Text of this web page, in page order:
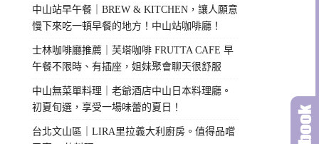
中山站早午餐｜BREW & KITCHEN，讓人願意
慢下來吃一頓早餐的地方！中山站咖啡廳！
士林咖啡廳推薦｜芙塔咖啡 FRUTTA CAFE 早
午餐不限時、有插座，姐妹聚會聊天很舒服
中山無菜單料理｜老爺酒店中山日本料理廳。
初夏旬選，享受一場味蕾的夏日！
台北文山區｜LIRA里拉義大利廚房。值得品嚐